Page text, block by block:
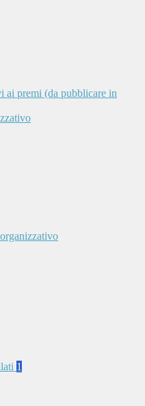
ai premi (da pubblicare in
1